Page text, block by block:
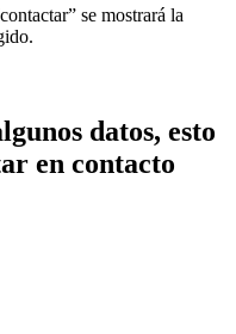
se mostrará la
datos, esto
en contacto